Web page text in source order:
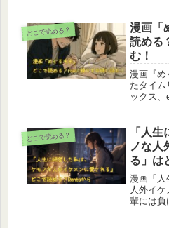
りたい方
どこで読める？
漫画「
読める
む！
漫画『め
たタイ
ックス、
NEXTな
います
もあり、
方法まで
して安心
や出版社
ます。
どこで読める？
「人
ノな人
る」は
ら
漫画「人
人外イ
輩には負